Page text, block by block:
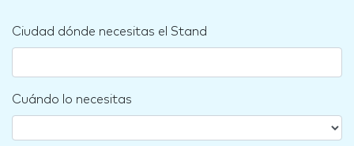
Ciudad dónde necesitas el Stand
Cuándo lo necesitas